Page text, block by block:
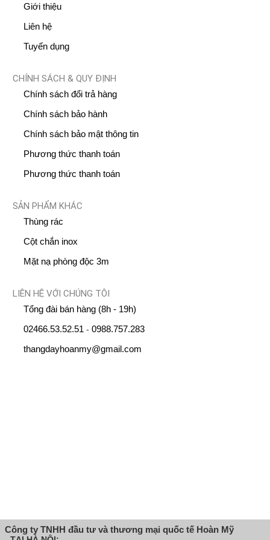
Giới thiệu
Liên hệ
Tuyến dụng
CHÍNH SÁCH & QUY ĐỊNH
Chính sách đổi trả hàng
Chính sách bảo hành
Chính sách bảo mật thông tin
Phương thức thanh toán
Phương thức thanh toán
SẢN PHẨM KHÁC
Thùng rác
Cột chắn inox
Mặt nạ phòng độc 3m
LIÊN HỆ VỚI CHÚNG TÔI
Tổng đài bán hàng (8h - 19h)
02466.53.52.51 - 0988.757.283
thangdayhoanmy@gmail.com
Công ty TNHH đầu tư và thương mại quốc tế Hoàn Mỹ